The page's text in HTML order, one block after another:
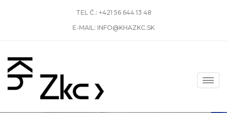
TEL Č.: +421 56 644 13 48
E-MAIL: INFO@KHAZKC.SK